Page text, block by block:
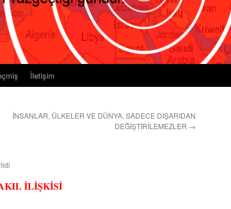
İletişim
İNSANLAR, ÜLKELER VE DÜNYA, SADECE DIŞARIDAN
DEĞİŞTİRİLEMEZLER →
İLİŞKİSİ